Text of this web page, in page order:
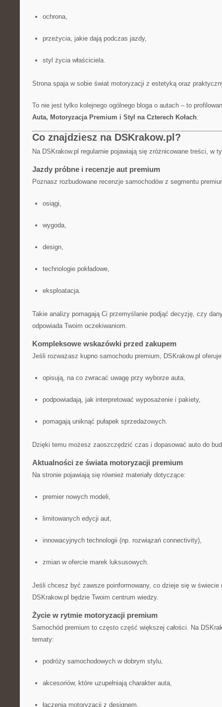
ochrona,
przeżycia, jakie dają podczas jazdy,
styl życia właściciela.
Strona spaja w sobie świat motoryzacji z estetyką oraz
To nie jest tylko kolejnego ogólnego bloga o autach – to
Auta, Motoryzacja Premium i Styl na Czterech Kołach.
Co znajdziesz na DSKrakow.pl?
Na DSKrakow.pl regularnie pojawiają się zróżnicowane treści, w
Jazdy próbne i recenzje aut premium
Poznasz rozbudowane recenzje samochodów z segmentu
osiągi,
wygoda,
design,
technologie pokładowe,
eksploatacja.
Takie analizy pomagają Ci przemyślanie podjąć decyzję, czy
odpowiada Twoim oczekiwaniom.
Kompleksowe wskazówki przed zakupem
Jeśli rozważasz kupno samochodu premium, DSKrakow.pl
opisują, na co zwracać uwagę przy wyborze auta,
podpowiadają, jak interpretować wyposażenie i pakiety,
pomagają uniknąć pułapek sprzedażowych.
Dzięki temu możesz zaoszczędzić czas i dopasować auto do
Aktualności ze świata motoryzacji premium
Na stronie pojawiają się również materiały dotyczące:
premier nowych modeli,
limitowanych edycji aut,
innowacyjnych technologii (np. rozwiązań connectivity),
zmian w ofercie marek luksusowych.
Jeśli chcesz być zawsze poinformowany, co dzieje się w świecie
DSKrakow.pl będzie Twoim centrum wiedzy.
Życie w rytmie motoryzacji premium
Samochód premium to często część większej całości. Na
tematy:
podróży samochodowych w dobrym stylu,
akcesoriów, które uzupełniają charakter auta,
łączenia motoryzacji z designem,